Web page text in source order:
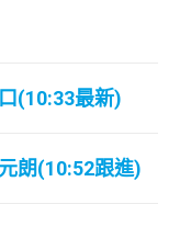
(10:33最新)
朗(10:52跟進)